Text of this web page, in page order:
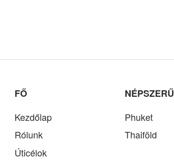
FŐ
Kezdőlap
Rólunk
Úticélok
NÉPSZERŰ
Phuket
Thaiföld